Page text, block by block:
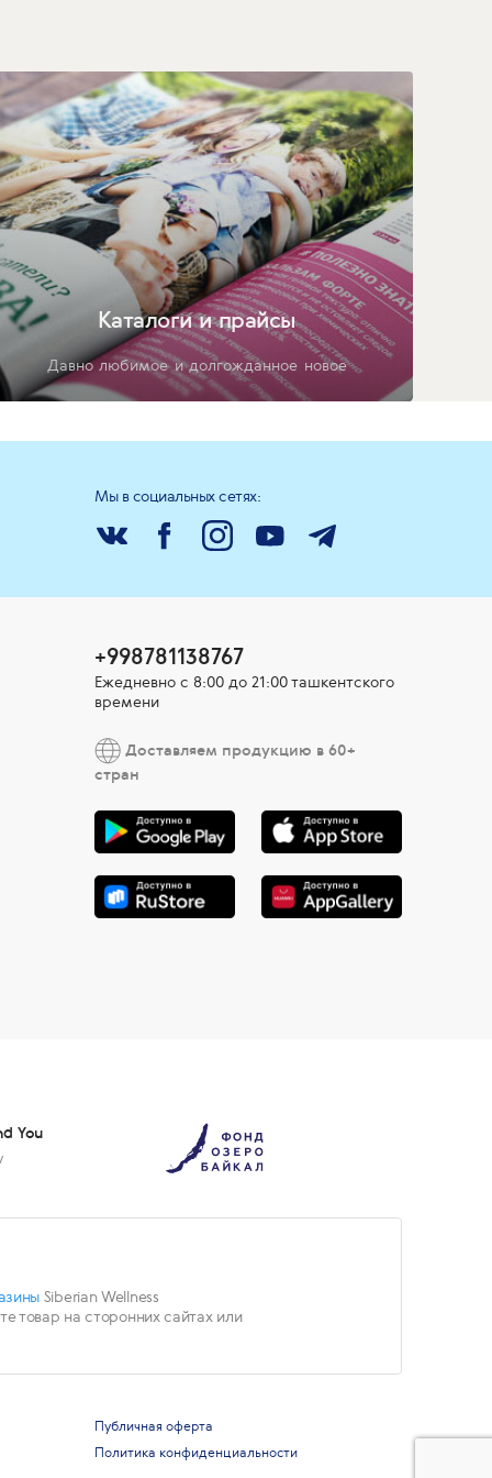
Каталоги и прайсы
Давно любимое и долгожданное новое
Мы в социальных сетях:
+998781138767
Ежедневно с 8:00 до 21:00 ташкентского
времени
Доставляем продукцию в 60+
стран
You
Siberian Wellness
товар на сторонних сайтах или
Публичная оферта
Политика конфиденциальности